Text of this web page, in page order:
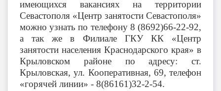
имеющихся вакансиях на территории
Севастополя «Центр занятости Севастополя»
можно узнать по телефону 8 (8692)66-22-92,
а так же в Филиале ГКУ КК «Центр
занятости населения Краснодарского края» в
Крыловском районе по адресу: ст.
Крыловская, ул. Кооперативная, 69, телефон
«горячей линии» - 8(86161)32-2-54.